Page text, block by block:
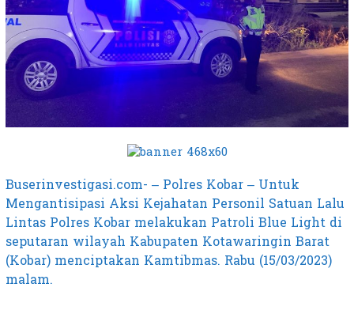
Buserinvestigasi.com- – Polres Kobar – Untuk
Mengantisipasi Aksi Kejahatan Personil Satuan Lalu
Lintas Polres Kobar melakukan Patroli Blue Light di
seputaran wilayah Kabupaten Kotawaringin Barat
(Kobar) menciptakan Kamtibmas. Rabu (15/03/2023)
malam.